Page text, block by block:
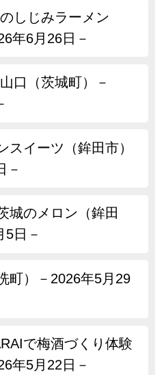
しじみラーメン
年6月26日－
口（茨城町）－
スイーツ（鉾田市）
－
城のメロン（鉾田
5日－
町）－2026年5月29
で梅酒づくり体験
年5月22日－